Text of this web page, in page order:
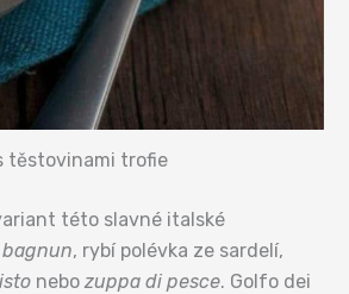
těstovinami trofie
této slavné italské
bagnun, rybí polévka ze sardelí,
nebo zuppa di pesce. Golfo dei